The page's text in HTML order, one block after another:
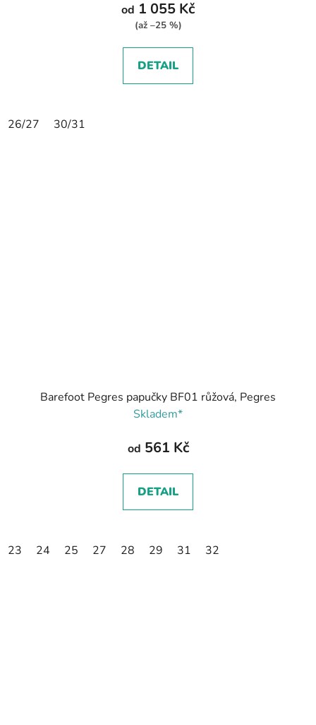
od 1 055 Kč
(až –25 %)
DETAIL
26/27 30/31
Barefoot Pegres papučky BF01 růžová, Pegres
Skladem*
od 561 Kč
DETAIL
23 24 25 27 28 29 31 32